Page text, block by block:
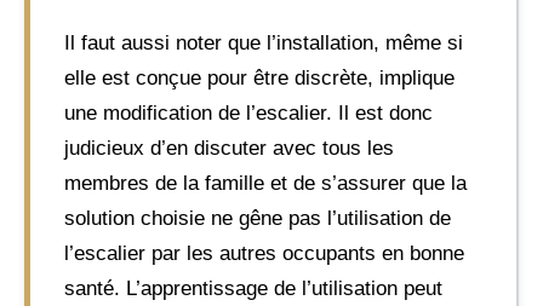
Il faut aussi noter que l’installation, même si
elle est conçue pour être discrète, implique
une modification de l’escalier. Il est donc
judicieux d’en discuter avec tous les
membres de la famille et de s’assurer que la
solution choisie ne gêne pas l’utilisation de
l’escalier par les autres occupants en bonne
santé. L’apprentissage de l’utilisation peut